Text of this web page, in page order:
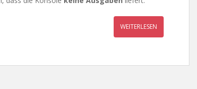
WEITERLESEN